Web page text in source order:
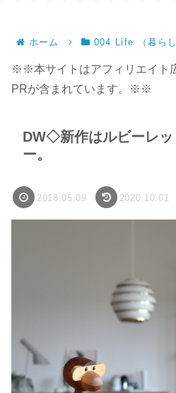
ホーム 004 Life （暮らし
※※本サイトはアフィリエイト
PRが含まれています。※※
DW◇新作はルビーレッ
ー。
2018.05.09 2020.10.01